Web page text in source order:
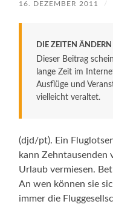
16. DEZEMBER 2011 /
DIE ZEITEN
Dieser Beitrag
lange Zeit im
Ausflüge und
vielleicht veraltet.
(djd/pt). Ein
kann Zehntausenden
Urlaub vermiesen.
An wen können sie
immer die